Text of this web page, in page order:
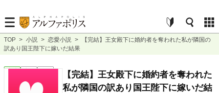
TOP > 小説 > 恋愛小説 >
【完結】王女殿下に婚約者を奪われた私が隣国の
訳あり国王陛下に嫁いだ結果
恋愛 完結 短編
【完結】王女殿下に婚約者を奪われた
私が隣国の訳あり国王陛下に嫁いだ結